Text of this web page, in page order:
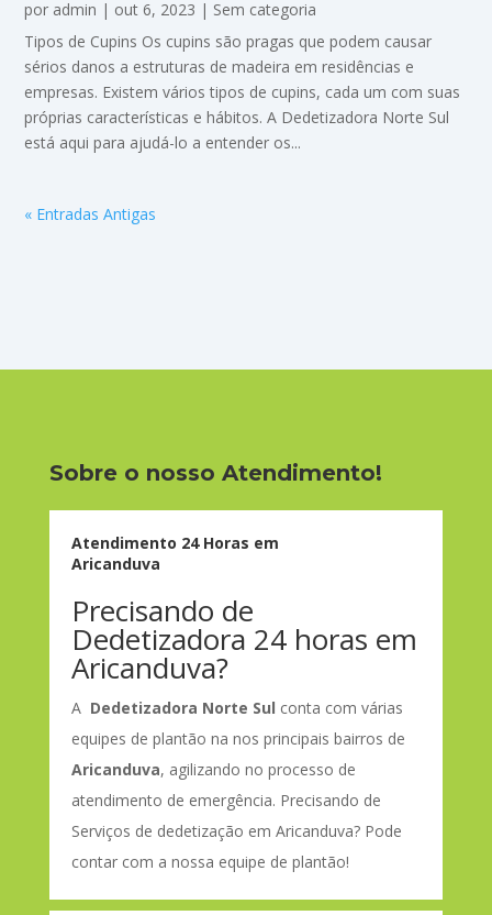
por admin | out 6, 2023 | Sem categoria
Tipos de Cupins Os cupins são pragas que podem causar
sérios danos a estruturas de madeira em residências e
empresas. Existem vários tipos de cupins, cada um com suas
próprias características e hábitos. A Dedetizadora Norte Sul
está aqui para ajudá-lo a entender os...
« Entradas Antigas
Sobre o nosso Atendimento!
Atendimento 24 Horas em
Aricanduva
Precisando de
Dedetizadora 24 horas em
Aricanduva?
A Dedetizadora Norte Sul conta com várias
equipes de plantão na nos principais bairros de
Aricanduva, agilizando no processo de
atendimento de emergência. Precisando de
Serviços de dedetização em Aricanduva? Pode
contar com a nossa equipe de plantão!